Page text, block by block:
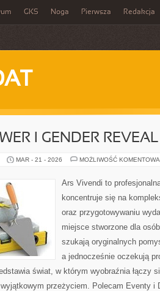
GKS Noga Pierwsza Redakcja
I GENDER REVEAL
MAR - 21 - 2026 MOŻLIWOŚĆ
Ars Vivendi to
koncentruje się na
oraz przygotowywaniu
miejsce stworzone dla
szukają oryginalnych
a jednocześnie oczekują
świat, w którym wyobraźnia łączy
przeżyciem. Polecam Eventy i